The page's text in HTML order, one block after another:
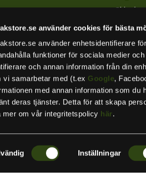
använder cookies för bästa
använder enhetsidentifierare
funktioner för sociala medier
och annan information från din
vi samarbetar med (t.ex Google,
med annan information som
deras tjänster. Detta för att skapa
mer om vår integritetspolicy här.
Inställningar
Shipping
Terms
Loan &
Privacy
Besök